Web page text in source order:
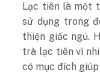
Lạc tiên là một
sử dụng trong
thiện giấc ngủ.
trà lạc tiên vì
có mục đích